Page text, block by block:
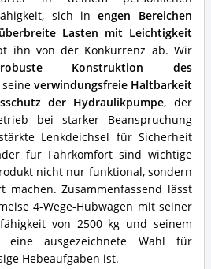
sich inengen Bereichen
überbreite Lasten mit Leichtigkeit
ihn von der Konkurrenz ab. Wir
robuste Konstruktion des
verwindungsfreie Haltbarkeit
der Hydraulikpumpe, der
bei starker Beanspruchung
Lenkdeichsel für Sicherheit
für Fahrkomfort sind wichtige
nicht nur funktional, sondern
machen. Zusammenfassend lässt
4-Wege-Hubwagen mit seiner
von 2500 kg und seinem
eine ausgezeichnete Wahl für
Hebeaufgaben ist.